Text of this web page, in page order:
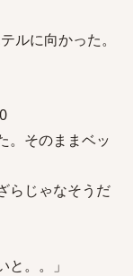
ルに向かった。
。そのままベッ
らじゃなそうだ
。。」